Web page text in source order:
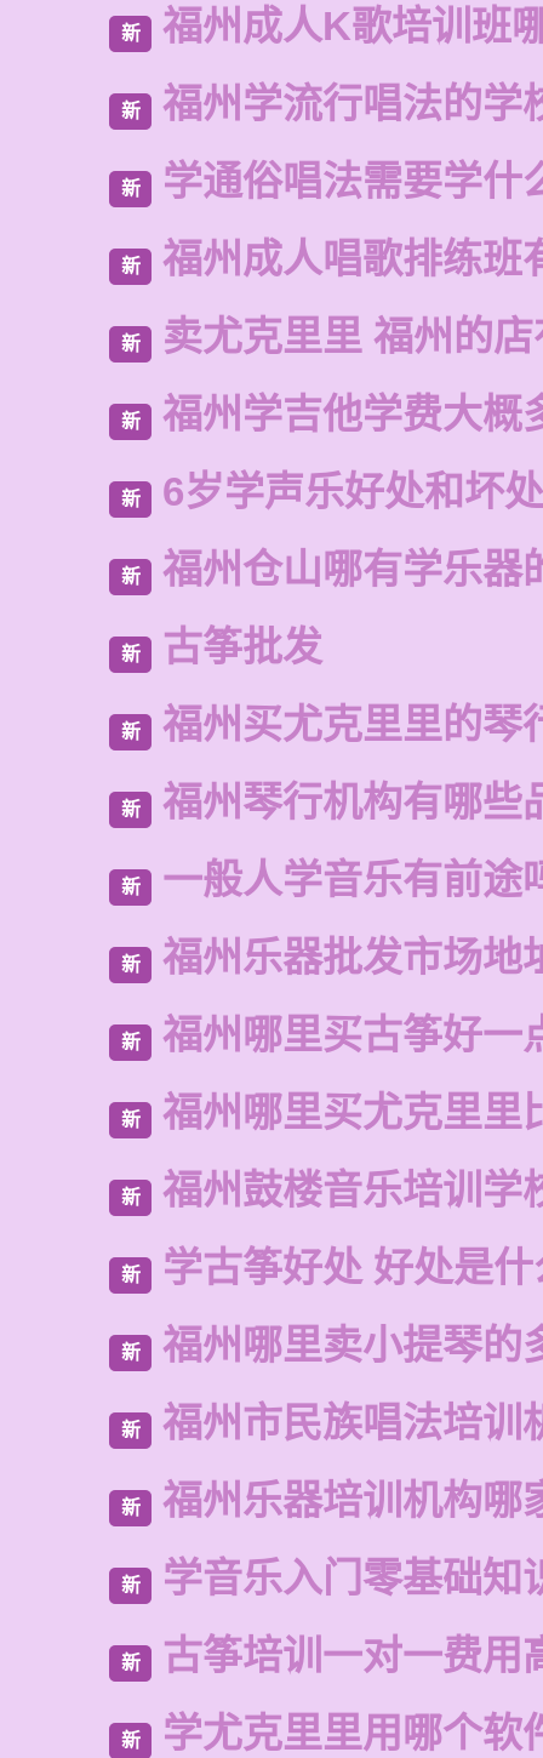
新 福州成人K歌培训班
新 福州学流行唱法的学
新 学通俗唱法需要学什
新 福州成人唱歌排练班
新 卖尤克里里 福州的
新 福州学吉他学费大概
新 6岁学声乐好处和坏处
新 福州仓山哪有学乐器
新 古筝批发
新 福州买尤克里里的琴
新 福州琴行机构有哪些
新 一般人学音乐有前途
新 福州乐器批发市场地
新 福州哪里买古筝好一
新 福州哪里买尤克里里
新 福州鼓楼音乐培训学
新 学古筝好处 好处是什
新 福州哪里卖小提琴的
新 福州市民族唱法培训
新 福州乐器培训机构哪
新 学音乐入门零基础知
新 古筝培训一对一费用
新 学尤克里里用哪个软